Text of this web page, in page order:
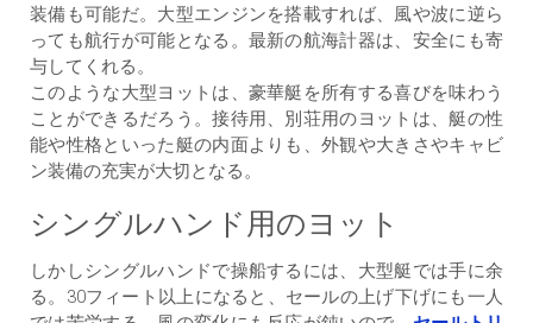
装備も可能だ。大型エンジンを搭載すれば、風や波に逆ら
っても航行が可能となる。最新の航海計器は、安全にも寄
与してくれる。
このような大型ヨットは、豪華艇を所有する喜びを味わう
ことができるだろう。接待用、別荘用のヨットは、艇の性
能や性格といった艇の内面よりも、外観や大きさやキャビ
ン装備の充実が大切となる。
シングルハンド用のヨット
しかしシングルハンドで操船するには、大型艇では手に余
る。30フィート以上になると、セールの上げ下げにも一人